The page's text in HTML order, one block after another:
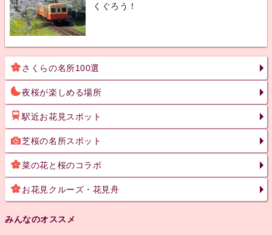
くぐろう！
さくらの名所100選
夜桜が楽しめる場所
駅近お花見スポット
芝桜の名所スポット
菜の花と桜のコラボ
お花見クルーズ・花見舟
みんなのオススメ